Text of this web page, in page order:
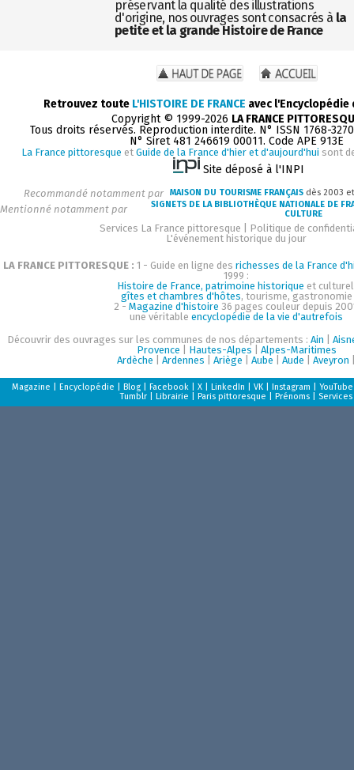
préservant la qualité des illustrations
d'origine, nos ouvrages sont consacrés à la
petite et la grande Histoire de France
Retrouvez toute L'HISTOIRE DE FRANCE avec
Copyright © 1999-2026 LA FRANCE
Tous droits réservés. Reproduction interdite. N° ISSN 1768-
N° Siret 481 246619 00011. Code APE 913E
La France pittoresque et Guide de la France d'hier et d'aujourd'hui sont
Site déposé à l'INPI
Recommandé notamment par MAISON DU TOURISME FRANÇAIS dès 2003
Mentionné notamment par
SIGNETS DE LA BIBLIOTHÈQUE NATIONALE DE
CULTURE
Services La France pittoresque
Politique de
L'événement historique du jour
LA FRANCE PITTORESQUE : 1 - Guide en ligne des richesses de la France
1999 :
Histoire de France, patrimoine historique et
gîtes et chambres d'hôtes, tourisme, gastronomie
2 - Magazine d'histoire 36 pages couleur depuis
une véritableencyclopédie de la vie d'autrefois
Découvrir des ouvrages sur les communes de nos départements :Ain |
Provence
Hautes-Alpes
Alpes-Maritimes
Ardèche |Ardennes |Ariège |Aube |Aude |Aveyron
Magazine |Encyclopédie |Blog |Facebook |X |LinkedIn |VK |Instagram |YouTube
Tumblr |Librairie |Paris pittoresque |Prénoms Services